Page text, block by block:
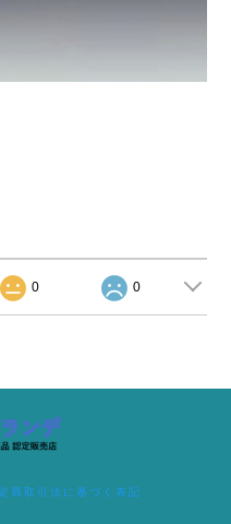
0 0
商取引法に基づく表記